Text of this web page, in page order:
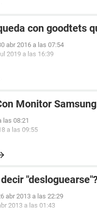
con goodtets
abr 2016 a las 07:54
2019 a las 16:39
Monitor Samsung
las 08:21
a las 09:55
abr 2013 a las 22:29
2013 a las 01:43